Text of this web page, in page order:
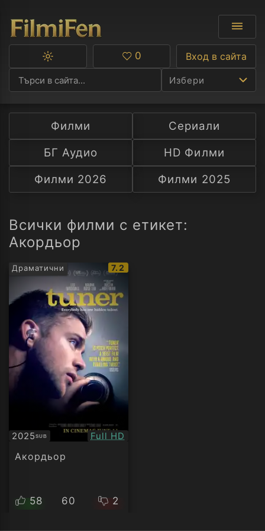
Избери
Ф
С
А
Превключване
тъмна
тема
Любими
0 Вход в сайта
Филми
Сериали
БГ Аудио
HD Филми
Филми 2026
Филми 2025
Всички филми с етикет:
Акордьор
Драматични
IMDb
7.2
2025SUB
Субтитри Качество:
Full HD
Акордьор
58 60 2